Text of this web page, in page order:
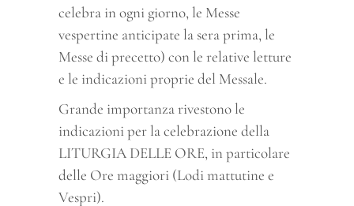
celebra in ogni giorno, le Messe
vespertine anticipate la sera prima, le
Messe di precetto) con le relative letture
e le indicazioni proprie del Messale.
Grande importanza rivestono le
indicazioni per la celebrazione della
LITURGIA DELLE ORE, in particolare
delle Ore maggiori (Lodi mattutine e
Vespri).